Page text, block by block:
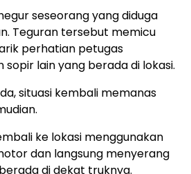
seseorang yang diduga
Teguran tersebut memicu
perhatian petugas
sopir lain yang berada di lokasi.
situasi kembali memanas
ke lokasi menggunakan
dan langsung menyerang
di dekat truknya.